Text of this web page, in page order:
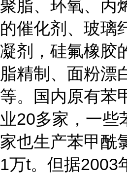
聚脂、环氧、丙
的催化剂、玻璃
凝剂，硅氟橡胶
脂精制、面粉漂
等。国内原有苯
业20多家，一些
家也生产苯甲酰
1万t。但据2003